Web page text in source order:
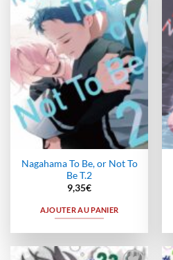
wishlist
Nagahama To Be, or Not To
Be T.2
9,35€
AJOUTER AU PANIER